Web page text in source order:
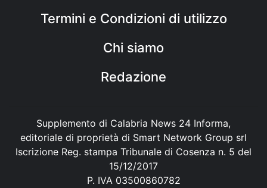
Termini e Condizioni di utilizzo
Chi siamo
Redazione
Supplemento di Calabria News 24 Informa,
editoriale di proprietà di Smart Network Group srl
Iscrizione Reg. stampa Tribunale di Cosenza n. 5 del
15/12/2017
P. IVA 03500860782